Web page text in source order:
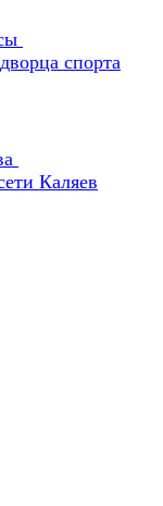
спорта
Каляев